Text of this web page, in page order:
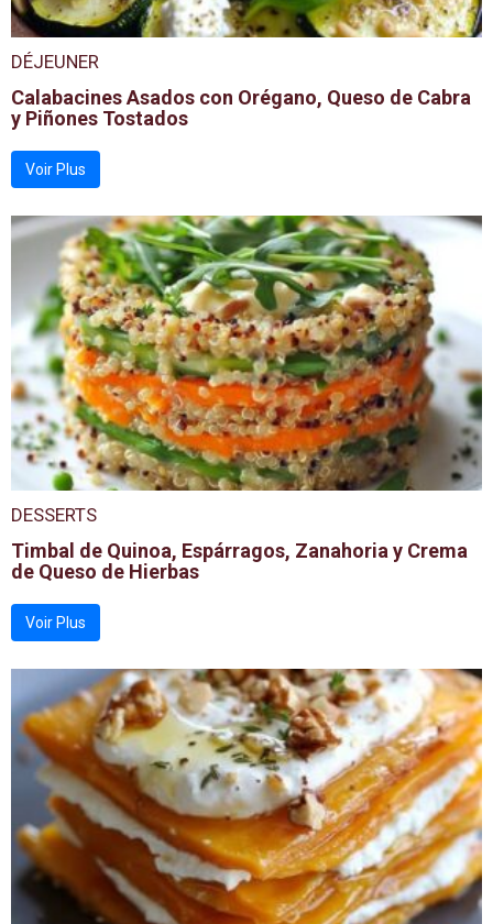
DÉJEUNER
Calabacines Asados con Orégano, Queso de Cabra
y Piñones Tostados
Voir Plus
DESSERTS
Timbal de Quinoa, Espárragos, Zanahoria y Crema
de Queso de Hierbas
Voir Plus